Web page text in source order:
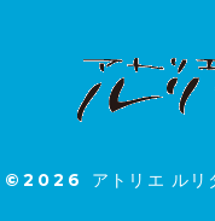
©2026 アトリエ ルリ